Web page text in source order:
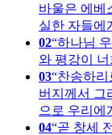
바울은 에베
실한 자들에
02 하나님
와 평강이
03 찬송하
버지께서 그
으로 우리에
04 곧 창세